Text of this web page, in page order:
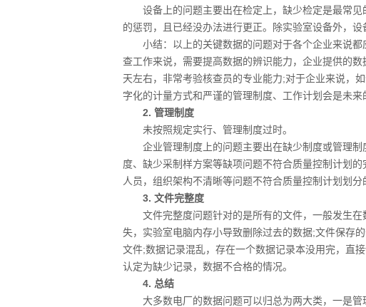
设备上的问题主要出在检定上，缺少检定是最常见
的惩罚，且已经没办法进行更正。除实验室设备外，设
小结：以上的关键数据的问题对于各个企业来说都
查工作来说，需要提高数据的辨识能力，企业提供的
天左右，非常考验核查员的专业能力;对于企业来说，
字化的计量方式和严谨的管理制度、工作计划会是未来
2. 管理制度
未按照规定实行、管理制度过时。
企业管理制度上的问题主要出在缺少制度或管理制
度、缺少采制样方案等缺项问题不符合质量控制计划
人员，组织架构不清晰等问题不符合质量控制计划划分
3. 文件完整度
文件完整度问题针对的是所有的文件，一般发生在
失，实验室电脑内存小导致删除过去的数据;文件保存
文件;数据记录混乱，存在一个数据记录本没用完，直
认定为缺少记录，数据不合格的情况。
4. 总结
大多数电厂的数据问题可以归总为两大类，一是管